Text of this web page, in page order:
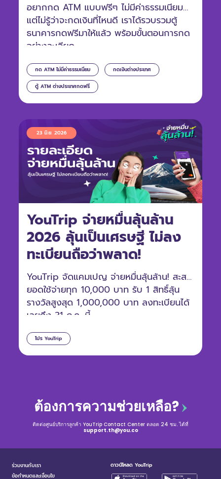
กด ATM ไม่มีค่าธรรมเนียม กดเงินต่างประเทศ
ตู้ ATM ต่างประเทศกดฟรี
อยากกด ATM แบบฟรีๆ ไม่มีค่าธรรมเนียม
แต่ไม่รู้ว่าจะกดเงินที่ไหนดี เราได้รวบรวมตู้
ธนาคารกดฟรีมาให้แล้ว พร้อมขั้นตอนการกด
อย่างละเอียด
YouTrip จ่ายหมื่นลุ้นล้าน
2026 ลุ้นเป็นเศรษฐี ไม่ลง
ทะเบียนถือว่าพลาด!
23 มิ.ย. 2026
โปร YouTrip
YouTrip จัดแคมเปญ จ่ายหมื่นลุ้นล้าน! สะสม
ยอดใช้จ่ายทุก 10,000 บาท รับ 1 สิทธิ์ลุ้น
รางวัลสูงสุด 1,000,000 บาท ลงทะเบียนได้
เลยถึง 31 ก.ค. นี้
ต้องการความช่วยเหลือ?
ติดต่อศูนย์บริการลูกค้า YouTrip Contact Center ตลอด 24 ชม. ได้ที่
support.th@you.co
ร่วมงานกับเรา
ข้อกำหนดและเงื่อนไข
ดาวน์โหลด YouTrip